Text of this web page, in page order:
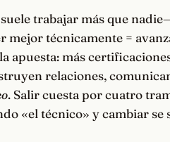
trabajar más que
mejor técnicamente =
apuesta: más
relaciones,
. Salir cuesta por cuatro
«el técnico» y cambiar se